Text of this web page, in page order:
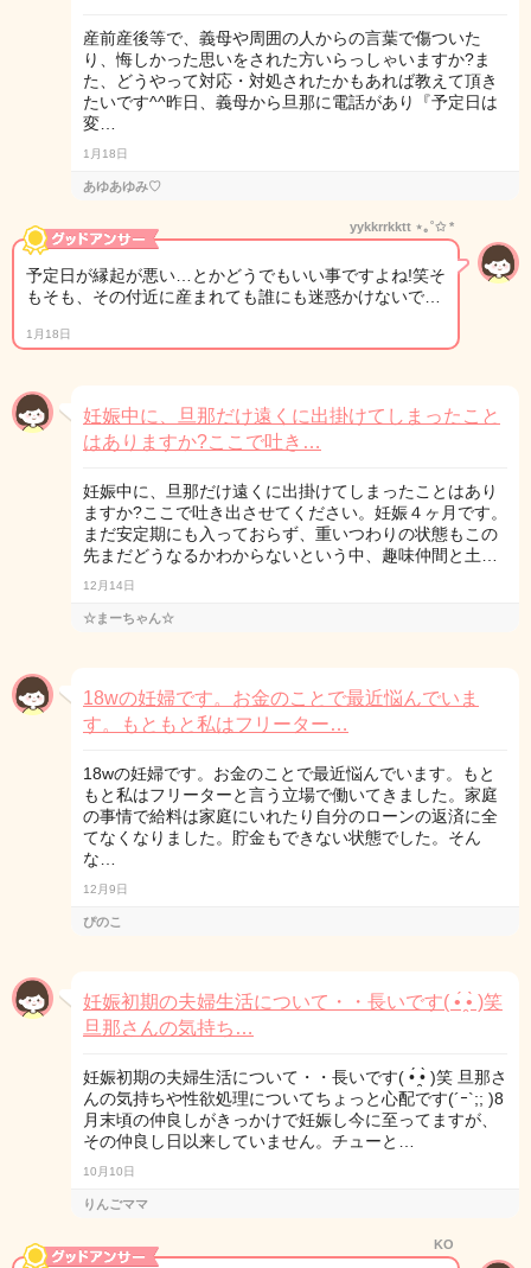
産前産後等で、義母や周囲の人からの言葉で傷ついた
り、悔しかった思いをされた方いらっしゃいますか?ま
た、どうやって対応・対処されたかもあれば教えて頂き
たいです^^昨日、義母から旦那に電話があり『予定日は
変…
1月18日
あゆあゆみ♡
yykkrrkktt‎ ⋆｡˚✩ *
予定日が縁起が悪い…とかどうでもいい事ですよね!笑そ
もそも、その付近に産まれても誰にも迷惑かけないで…
1月18日
妊娠中に、旦那だけ遠くに出掛けてしまったこと
はありますか?ここで吐き…
妊娠中に、旦那だけ遠くに出掛けてしまったことはあり
ますか?ここで吐き出させてください。妊娠４ヶ月です。
まだ安定期にも入っておらず、重いつわりの状態もこの
先まだどうなるかわからないという中、趣味仲間と土…
12月14日
☆まーちゃん☆
18wの妊婦です。お金のことで最近悩んでいま
す。もともと私はフリーター…
18wの妊婦です。お金のことで最近悩んでいます。もと
もと私はフリーターと言う立場で働いてきました。家庭
の事情で給料は家庭にいれたり自分のローンの返済に全
てなくなりました。貯金もできない状態でした。そん
な…
12月9日
ぴのこ
妊娠初期の夫婦生活について・・長いです( •́ ̯•̀ )笑
旦那さんの気持ち…
妊娠初期の夫婦生活について・・長いです( •́ ̯•̀ )笑 旦那さ
んの気持ちや性欲処理についてちょっと心配です(´ｰ`;; )8
月末頃の仲良しがきっかけで妊娠し今に至ってますが、
その仲良し日以来していません。チューと…
10月10日
りんごママ
KO